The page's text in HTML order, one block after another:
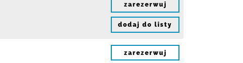
zarezerwuj
dodaj do listy
zarezerwuj